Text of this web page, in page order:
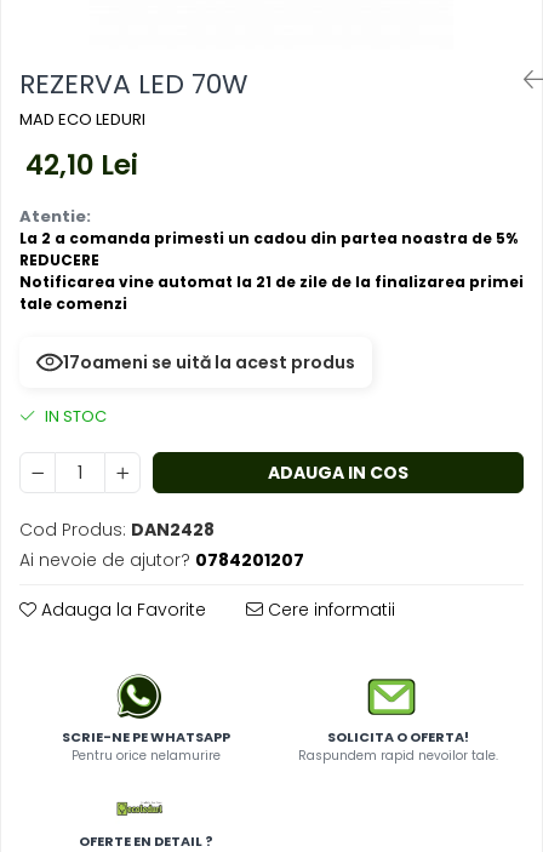
Lustre
Spoturi led pe sina
Prelungitoare/Derulatoare
Prize
Starter/Droser
Întrerupătoare/Comutatoare
Ştechere/Stecher adaptor
REZERVA LED 70W
MAD ECO LEDURI
42,10 Lei
Atentie:
La 2 a comanda primesti un cadou din partea noastra de 5%
REDUCERE
Notificarea vine automat la 21 de zile de la finalizarea primei
tale comenzi
17oameni se uită la acest produs
IN STOC
ADAUGA IN COS
Cod Produs: DAN2428
Ai nevoie de ajutor? 0784201207
Adauga la Favorite Cere informatii
SCRIE-NE PE WHATSAPP
Pentru orice nelamurire
SOLICITA O OFERTA!
Raspundem rapid nevoilor tale.
OFERTE EN DETAIL ?